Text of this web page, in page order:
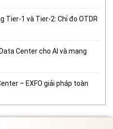
Tier-1 và Tier-2: Chỉ đo OTDR
Center cho AI và mạng
– EXFO giải pháp toàn